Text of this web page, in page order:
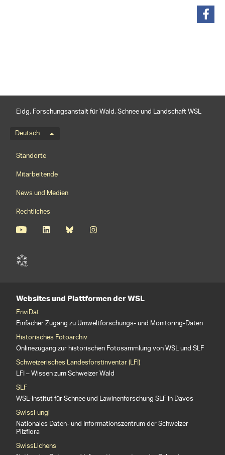
Eidg. Forschungsanstalt für Wald, Schnee und Landschaft WSL
Sprachmenü
Deutsch
Footernavigation
Standorte
Mitarbeitende
News und Medien
Rechtliches
Websites und Plattformen der WSL
EnviDat
Einfacher Zugang zu Umweltforschungs- und Monitoring-Daten
Historisches Fotoarchiv
Onlinezugang zur historischen Fotosammlung von WSL und SLF
Schweizerisches Landesforstinventar (LFI)
LFI – Wissen zum Schweizer Wald
SLF
WSL-Institut für Schnee und Lawinenforschung SLF in Davos
SwissFungi
Nationales Daten- und Informationszentrum der Schweizer
Pilzflora
SwissLichens